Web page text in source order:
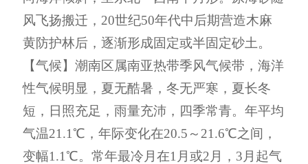
风飞扬搬迁 ， 20世纪50年代中后期营造木麻
黄防护林后，逐渐形成固定或半固定砂土。
【气候】潮南区属南亚热带季风气候带，海洋
性气候明显，夏无酷暑，冬无严寒，夏长冬
短，日照充足，雨量充沛，四季常青。年平均
气温21 .1 ℃，年际变化在20.5 ～ 21 .6℃之间，
变幅1 .1 ℃。常年最冷月在1 月或2 月， 3 月起气